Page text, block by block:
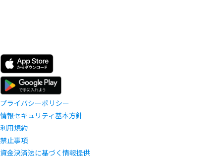
プライバシーポリシー
情報セキュリティ基本方針
利用規約
禁止事項
資金決済法に基づく情報提供